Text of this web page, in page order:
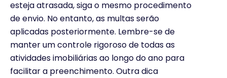
esteja atrasada, siga o mesmo procedimento
de envio. No entanto, as multas serão
aplicadas posteriormente. Lembre-se de
manter um controle rigoroso de todas as
atividades imobiliárias ao longo do ano para
facilitar a preenchimento. Outra dica